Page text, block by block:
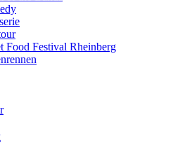
Food Festival Rheinberg